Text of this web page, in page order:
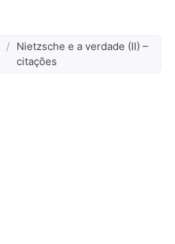
/ Nietzsche e a verdade (II) –
citações